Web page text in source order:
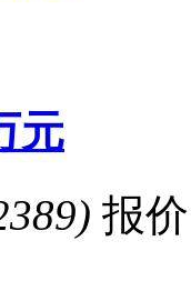
厢车推荐
手册
主家轿
口自主车型
面点评
元
报价